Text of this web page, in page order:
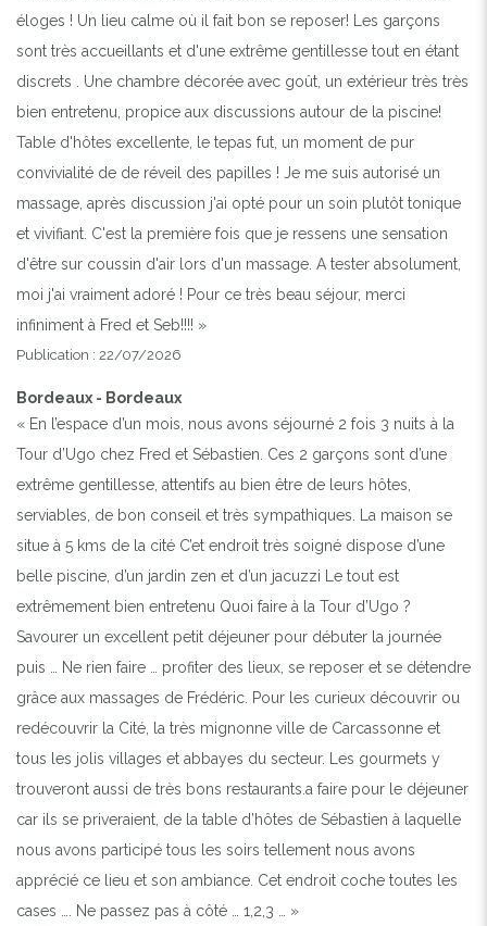
éloges ! Un lieu calme où il fait bon se reposer! Les garçons
sont très accueillants et d'une extrême gentillesse tout en étant
discrets . Une chambre décorée avec goût, un extérieur très très
bien entretenu, propice aux discussions autour de la piscine!
Table d'hôtes excellente, le tepas fut, un moment de pur
convivialité de de réveil des papilles ! Je me suis autorisé un
massage, après discussion j'ai opté pour un soin plutôt tonique
et vivifiant. C'est la première fois que je ressens une sensation
d'être sur coussin d'air lors d'un massage. A tester absolument,
moi j'ai vraiment adoré ! Pour ce très beau séjour, merci
infiniment à Fred et Seb!!!! »
Publication : 22/07/2026
Bordeaux - Bordeaux
« En l’espace d’un mois, nous avons séjourné 2 fois 3 nuits à la
Tour d’Ugo chez Fred et Sébastien. Ces 2 garçons sont d’une
extrême gentillesse, attentifs au bien être de leurs hôtes,
serviables, de bon conseil et très sympathiques. La maison se
situe à 5 kms de la cité C’et endroit très soigné dispose d’une
belle piscine, d’un jardin zen et d’un jacuzzi Le tout est
extrêmement bien entretenu Quoi faire à la Tour d’Ugo ?
Savourer un excellent petit déjeuner pour débuter la journée
puis … Ne rien faire … profiter des lieux, se reposer et se détendre
grâce aux massages de Frédéric. Pour les curieux découvrir ou
redécouvrir la Cité, la très mignonne ville de Carcassonne et
tous les jolis villages et abbayes du secteur. Les gourmets y
trouveront aussi de très bons restaurants.a faire pour le déjeuner
car ils se priveraient, de la table d’hôtes de Sébastien à laquelle
nous avons participé tous les soirs tellement nous avons
apprécié ce lieu et son ambiance. Cet endroit coche toutes les
cases …. Ne passez pas à côté … 1,2,3 … »